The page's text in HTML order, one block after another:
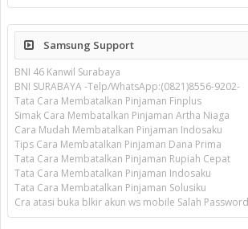
Samsung Support
BNI 46 Kanwil Surabaya
BNI SURABAYA -Telp/WhatsApp:(0821)8556-9202-
Tata Cara Membatalkan Pinjaman Finplus
Simak Cara Membatalkan Pinjaman Artha Niaga
Cara Mudah Membatalkan Pinjaman Indosaku
Tips Cara Membatalkan Pinjaman Dana Prima
Tata Cara Membatalkan Pinjaman Rupiah Cepat
Tata Cara Membatalkan Pinjaman Indosaku
Tata Cara Membatalkan Pinjaman Solusiku
Cra atasi buka blkir akun ws mobile Salah